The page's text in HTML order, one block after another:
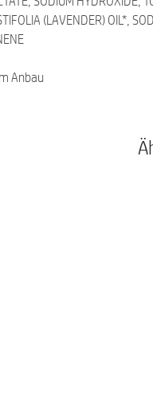
(LAVENDER) OIL*,
Anbau